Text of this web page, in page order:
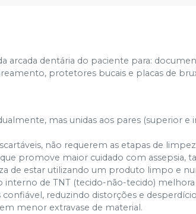
arcada dentária do paciente para:
protetores bucais e placas de
mas unidas aos pares (superior
não requerem as etapas de
promove maior cuidado com assepsia,
de estar utilizando um produto limpo e
de TNT (tecido-não-tecido)
reduzindo distorções e
menor extravase de material.